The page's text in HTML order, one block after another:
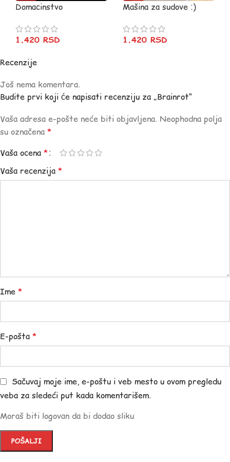
Domacinstvo
1.420 RSD
Mašina za sudove :)
1.420 RSD
Recenzije
Još nema komentara.
Budite prvi koji će napisati recenziju za „Brainrot“
Vaša adresa e-pošte neće biti objavljena. Neophodna polja
su označena *
Vaša ocena *
Vaša recenzija *
Ime *
E-pošta *
Sačuvaj moje ime, e-poštu i veb mesto u ovom pregledu
veba za sledeći put kada komentarišem.
Moraš biti logovan da bi dodao sliku